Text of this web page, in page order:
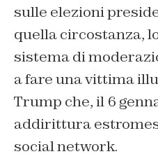
sulle elezioni
quella circostanza,
sistema di
a fare una vittima
Trump che, il 6
addirittura
social network.